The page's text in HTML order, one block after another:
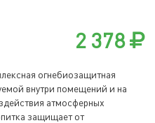
2 378
огнебиозащитная
внутри помещений и на
атмосферных
защищает от